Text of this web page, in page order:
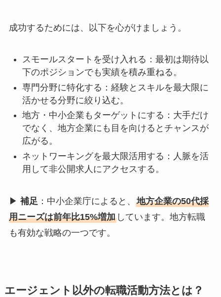
成功するためには、以下を心がけましょう。
スモールスタートを受け入れる：最初は期待以
下のポジションでも実績を積み重ねる。
専門分野に特化する：経験とスキルを最大限に
活かせる分野に絞り込む。
地方・中小企業もターゲットにする：大手だけ
でなく、地方企業にも目を向けるとチャンスが
広がる。
ネットワーキングを最大限活用する：人脈を活
用して非公開求人にアクセスする。
▶ 補足 ：中小企業庁によると、 地方企業の50代採
用ニーズは前年比15%増加しています。地方転職
も有効な戦略の一つです。
エージェント以外の転職活動方法とは？